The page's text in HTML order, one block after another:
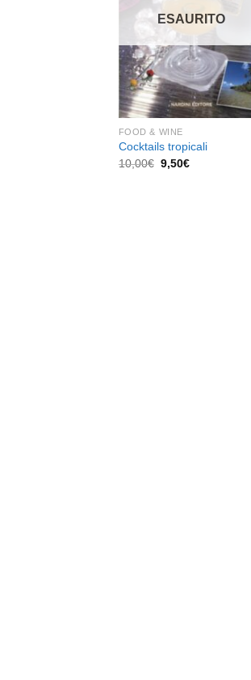
desideri
ESAURITO
FOOD & WINE
Cocktails tropicali
10,00€ Il
9,50€Il